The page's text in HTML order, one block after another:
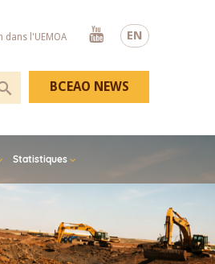
EN
dans l'UEMOA
Youtube
Statistiques
BCEAO NEWS